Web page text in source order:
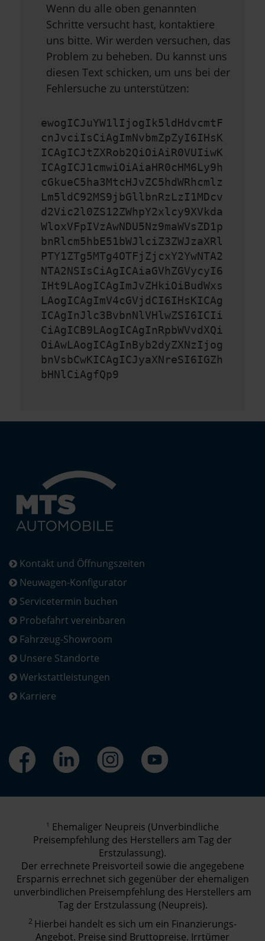
Wenn du alle oben genannten
Schritte versucht hast, kontaktiere
uns bitte. Wir werden versuchen, das
Problem zu beheben. Du kannst uns
diesen Text schicken, um uns bei der
Fehlersuche zu unterstützen:
ewogICJuYW1lIjogIk5ldHdvcmtF
cnJvciIsCiAgImNvbmZpZyI6IHsK
ICAgICJtZXRob2QiOiAiR0VUIiwK
ICAgICJ1cmwiOiAiaHR0cHM6Ly9h
cGkueC5ha3MtcHJvZC5hdWRhcmlz
Lm5ldC92MS9jbGllbnRzLzI1MDcv
d2Vic2l0ZS12ZWhpY2xlcy9XVkda
WloxVFpIVzAwNDU5Nz9maWVsZD1p
bnRlcm5hbE51bWJlciZ3ZWJzaXRl
PTY1ZTg5MTg4OTFjZjcxY2YwNTA2
NTA2NSIsCiAgICAiaGVhZGVycyI6
IHt9LAogICAgImJvZHkiOiBudWxs
LAogICAgImV4cGVjdCI6IHsKICAg
ICAgInJlc3BvbnNlVHlwZSI6ICIi
CiAgICB9LAogICAgInRpbWVvdXQi
OiAwLAogICAgInByb2dyZXNzIjog
bnVsbCwKICAgICJyaXNreSI6IGZh
bHNlCiAgfQp9
Kontakt und Öffnungszeiten
Neuwagen-Konfigurator
Servicetermin buchen
Probefahrt vereinbaren
Fahrzeug-Showroom
Unsere Standorte
Werkstattleistungen
Karriere
1 Ehemaliger Neupreis (Unverbindliche
Preisempfehlung des Herstellers am Tag der
Erstzulassung).
Der errechnete Preisvorteil sowie die angegebene
Ersparnis errechnet sich gegenüber der ehemaligen
unverbindlichen Preisempfehlung des Herstellers am
Tag der Erstzulassung (Neupreis).
2 Hierbei handelt es sich um ein Finanzierungs-
Angebot. Preise sind Bruttopreise. Irrtümer